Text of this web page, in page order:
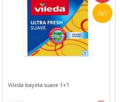
2x1
Vileda bayeta suave 1+1